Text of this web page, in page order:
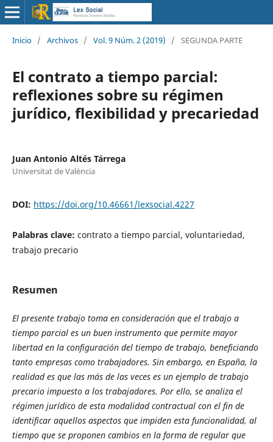
Inicio / Archivos / Vol. 9 Núm. 2 (2019) / SEGUNDA PARTE
El contrato a tiempo parcial:
reflexiones sobre su régimen
jurídico, flexibilidad y precariedad
Juan Antonio Altés Tárrega
Universitat de València
DOI: https://doi.org/10.46661/lexsocial.4227
Palabras clave: contrato a tiempo parcial, voluntariedad,
trabajo precario
Resumen
El presente trabajo toma en consideración que el trabajo a
tiempo parcial es un buen instrumento que permite mayor
libertad en la configuración del tiempo de trabajo, beneficiando
tanto empresas como trabajadores. Sin embargo, en España, la
realidad es que las más de las veces es un ejemplo de trabajo
precario impuesto a los trabajadores. Por ello, se analiza el
régimen jurídico de esta modalidad contractual con el fin de
identificar aquellos aspectos que impiden esta funcionalidad, al
tiempo que se proponen cambios en la forma de regular que